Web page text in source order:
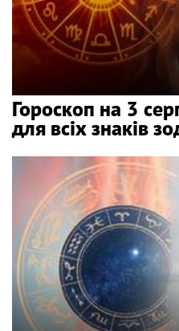
Гороскоп на 3
для всіх знаків